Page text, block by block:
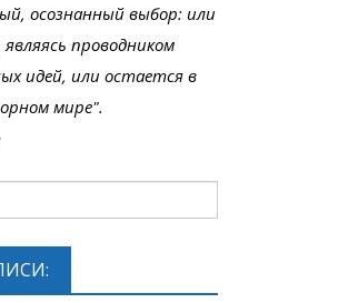
осознанный выбор: или
проводником
идей, или остается в
мире".